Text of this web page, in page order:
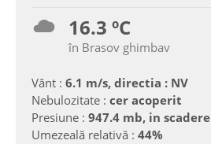
16.3 ºC
în Brasov ghimbav
Vânt : 6.1 m/s, directia : NV
Nebulozitate : cer acoperit
Presiune : 947.4 mb, in scadere
Umezeală relativă : 44%